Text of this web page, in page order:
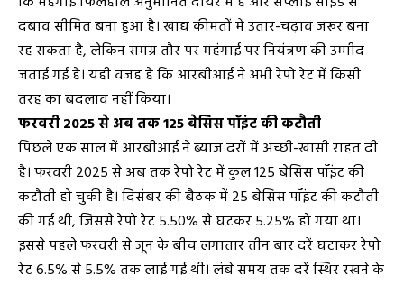
दबाव सीमित बना हुआ है। खाद्य कीमतों में उतार-चढ़ाव जरूर बना
रह सकता है, लेकिन समग्र तौर पर महंगाई पर नियंत्रण की उम्मीद
जताई गई है। यही वजह है कि आरबीआई ने अभी रेपो रेट में किसी
तरह का बदलाव नहीं किया।
फरवरी 2025 से अब तक 125 बेसिस पॉइंट की कटौती
पिछले एक साल में आरबीआई ने ब्याज दरों में अच्छी-खासी राहत दी
है। फरवरी 2025 से अब तक रेपो रेट में कुल 125 बेसिस पॉइंट की
कटौती हो चुकी है। दिसंबर की बैठक में 25 बेसिस पॉइंट की कटौती
की गई थी, जिससे रेपो रेट 5.50% से घटकर 5.25% हो गया था।
इससे पहले फरवरी से जून के बीच लगातार तीन बार दरें घटाकर रेपो
रेट 6.5% से 5.5% तक लाई गई थी। लंबे समय तक दरें स्थिर रखने के